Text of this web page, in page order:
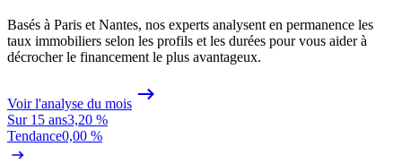
Basés à Paris et Nantes, nos experts analysent en permanence les
taux immobiliers selon les profils et les durées pour vous aider à
décrocher le financement le plus avantageux.
Voir l'analyse du mois
Sur 15 ans3,20 %
Tendance0,00 %